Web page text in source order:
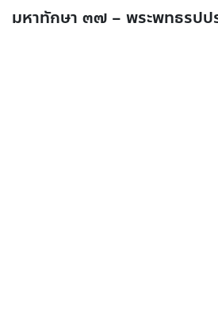
มหาทักษา ๓๗ – พระพุทธรูปป